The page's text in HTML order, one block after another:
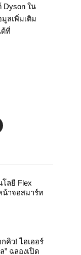
Dyson ใน
ลเพิ่มเติม
ที่
ลยี Flex
น้าจอสมาร์ท
ฉลองเปิด
ละ Haier